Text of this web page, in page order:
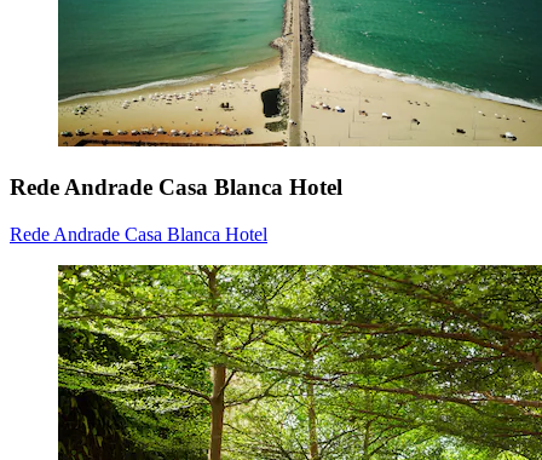
Rede Andrade Casa Blanca Hotel
Rede Andrade Casa Blanca Hotel